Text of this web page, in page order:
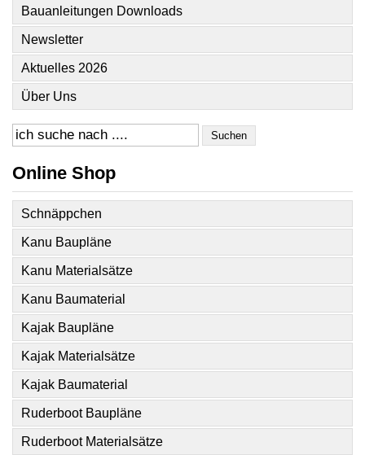
Bauanleitungen Downloads
Newsletter
Aktuelles 2026
Über Uns
Suchen
Online Shop
Schnäppchen
Kanu Baupläne
Kanu Materialsätze
Kanu Baumaterial
Kajak Baupläne
Kajak Materialsätze
Kajak Baumaterial
Ruderboot Baupläne
Ruderboot Materialsätze